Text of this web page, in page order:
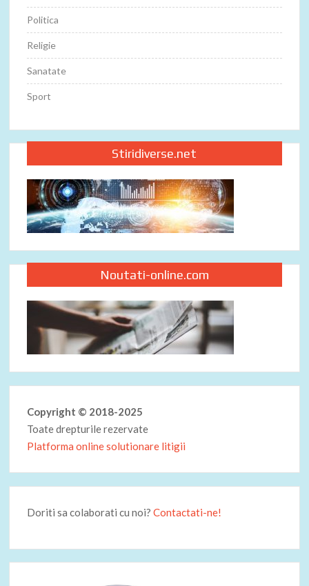
Politica
Religie
Sanatate
Sport
Stiridiverse.net
Noutati-online.com
Copyright © 2018-2025
Toate drepturile rezervate
Platforma online solutionare litigii
Doriti sa colaborati cu noi?Contactati-ne!